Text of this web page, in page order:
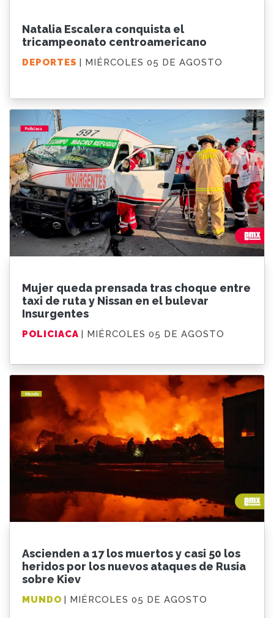
Natalia Escalera conquista el
tricampeonato centroamericano
DEPORTES | MIÉRCOLES 05 DE AGOSTO
Mujer queda prensada tras choque entre
taxi de ruta y Nissan en el bulevar
Insurgentes
POLICIACA | MIÉRCOLES 05 DE AGOSTO
Ascienden a 17 los muertos y casi 50 los
heridos por los nuevos ataques de Rusia
sobre Kiev
MUNDO | MIÉRCOLES 05 DE AGOSTO